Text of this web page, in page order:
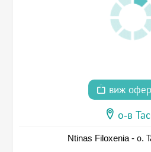
виж
о-в
Ntinas Filoxenia - о.